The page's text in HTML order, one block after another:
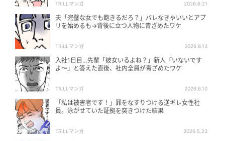
TRILLマンガ 2026.6.21
夫「完璧な女でも飽きるだろ？」バレなきゃいいとアプ
リを始めるも→背後に立つ人物に青ざめたワケ
TRILLマンガ 2026.6.13
入社1日目…先輩「彼女いるよね？」新人「いないです
よ〜」と答えた直後、社内全員が青ざめたワケ
TRILLマンガ 2026.6.10
「私は被害者です！」罪をなすりつける逆ギレ女性社
員。泳がせていた証拠を突きつけた結果
TRILLマンガ 2026.5.23